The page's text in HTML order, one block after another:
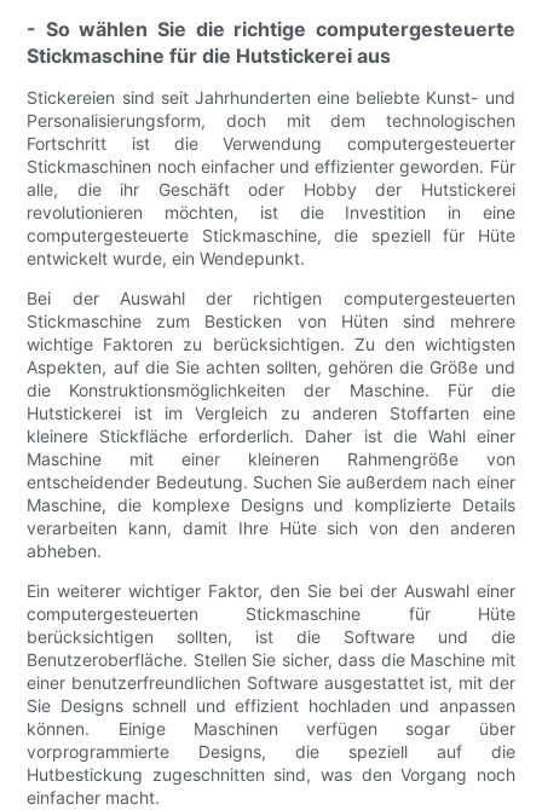
- So wählen Sie die richtige computergesteuerte
Stickmaschine für die Hutstickerei aus
Stickereien sind seit Jahrhunderten eine beliebte Kunst- und
Personalisierungsform, doch mit dem technologischen
Fortschritt ist die Verwendung computergesteuerter
Stickmaschinen noch einfacher und effizienter geworden. Für
alle, die ihr Geschäft oder Hobby der Hutstickerei
revolutionieren möchten, ist die Investition in eine
computergesteuerte Stickmaschine, die speziell für Hüte
entwickelt wurde, ein Wendepunkt.
Bei der Auswahl der richtigen computergesteuerten
Stickmaschine zum Besticken von Hüten sind mehrere
wichtige Faktoren zu berücksichtigen. Zu den wichtigsten
Aspekten, auf die Sie achten sollten, gehören die Größe und
die Konstruktionsmöglichkeiten der Maschine. Für die
Hutstickerei ist im Vergleich zu anderen Stoffarten eine
kleinere Stickfläche erforderlich. Daher ist die Wahl einer
Maschine mit einer kleineren Rahmengröße von
entscheidender Bedeutung. Suchen Sie außerdem nach einer
Maschine, die komplexe Designs und komplizierte Details
verarbeiten kann, damit Ihre Hüte sich von den anderen
abheben.
Ein weiterer wichtiger Faktor, den Sie bei der Auswahl einer
computergesteuerten Stickmaschine für Hüte
berücksichtigen sollten, ist die Software und die
Benutzeroberfläche. Stellen Sie sicher, dass die Maschine mit
einer benutzerfreundlichen Software ausgestattet ist, mit der
Sie Designs schnell und effizient hochladen und anpassen
können. Einige Maschinen verfügen sogar über
vorprogrammierte Designs, die speziell auf die
Hutbestickung zugeschnitten sind, was den Vorgang noch
einfacher macht.